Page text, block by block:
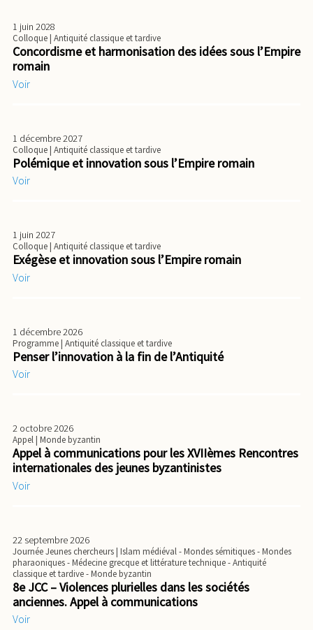
1 juin 2028
Colloque| Antiquité classique et tardive
Concordisme et harmonisation des idées sous l’Empire
romain
Voir
1 décembre 2027
Colloque| Antiquité classique et tardive
Polémique et innovation sous l’Empire romain
Voir
1 juin 2027
Colloque| Antiquité classique et tardive
Exégèse et innovation sous l’Empire romain
Voir
1 décembre 2026
Programme| Antiquité classique et tardive
Penser l’innovation à la fin de l’Antiquité
Voir
2 octobre 2026
Appel| Monde byzantin
Appel à communications pour les XVIIèmes Rencontres
internationales des jeunes byzantinistes
Voir
22 septembre 2026
Journée Jeunes chercheurs| Islam médiéval - Mondes sémitiques - Mondes
pharaoniques - Médecine grecque et littérature technique - Antiquité
classique et tardive - Monde byzantin
8e JCC – Violences plurielles dans les sociétés
anciennes. Appel à communications
Voir